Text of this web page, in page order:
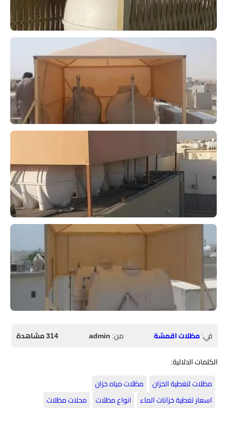
في:مظلات اقمشة من:admin
314 مشاهدة
الكلمات الدلالية:
مظلات لتغطية الخزان
مظلات مياه خزان
اسعار تغطية خزانات الماء
انواع مظلات محلات مظلات